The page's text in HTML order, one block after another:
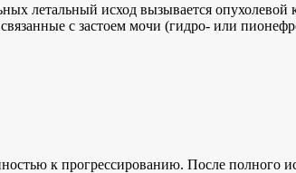
летальный исход вызывается опухолевой
с застоем мочи (гидро- или
к прогрессированию. После полного